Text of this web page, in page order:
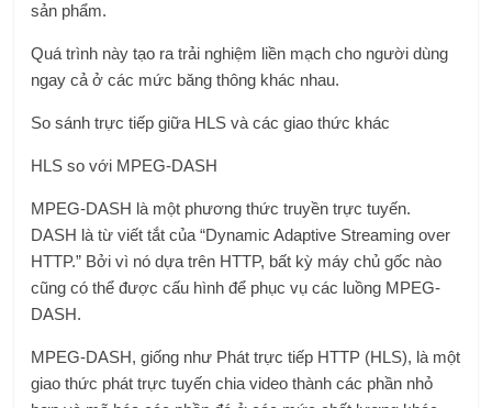
sản phẩm.
Quá trình này tạo ra trải nghiệm liền mạch cho người dùng
ngay cả ở các mức băng thông khác nhau.
So sánh trực tiếp giữa HLS và các giao thức khác
HLS so với MPEG-DASH
MPEG-DASH là một phương thức truyền trực tuyến.
DASH là từ viết tắt của “Dynamic Adaptive Streaming over
HTTP.” Bởi vì nó dựa trên HTTP, bất kỳ máy chủ gốc nào
cũng có thể được cấu hình để phục vụ các luồng MPEG-
DASH.
MPEG-DASH, giống như Phát trực tiếp HTTP (HLS), là một
giao thức phát trực tuyến chia video thành các phần nhỏ